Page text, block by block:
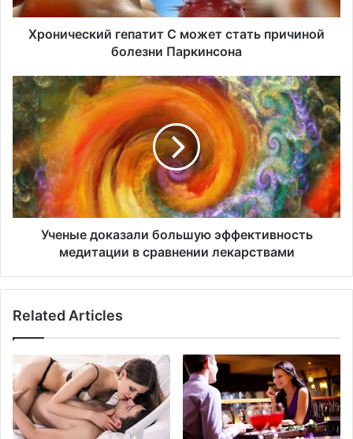
к
е
п
а
и
т
С
м
о
с
а
п
р
и
и
Хронический гепатит С может стать причиной
болезни Паркинсона
У
ч
е
ы
е
д
о
к
б
ь
ш
у
ю
э
Ученые доказали большую эффективность
медитации в сравнении лекарствами
Related Articles